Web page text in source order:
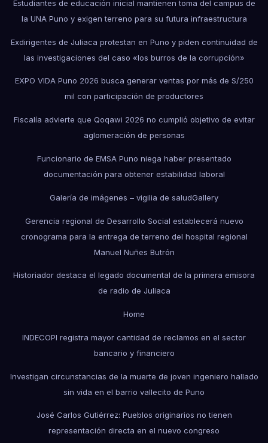
Estudiantes de educación inicial mantienen toma del campus de
la UNA Puno y exigen terreno para su futura infraestructura
Exdirigentes de Juliaca protestan en Puno y piden continuidad de
las investigaciones del caso «los burros de la corrupción»
EXPO VIDA Puno 2026 busca generar ventas por más de S/250
mil con participación de productores
Fiscalía advierte que Qoqawi 2026 no cumplió objetivo de evitar
aglomeración de personas
Funcionario de EMSA Puno niega haber presentado
documentación para obtener estabilidad laboral
Galería de imágenes – vigilia de saludGallery
Gerencia regional de Desarrollo Social establecerá nuevo
cronograma para la entrega de terreno del hospital regional
Manuel Nuñes Butrón
Historiador destaca el legado documental de la primera emisora
de radio de Juliaca
Home
INDECOPI registra mayor cantidad de reclamos en el sector
bancario y financiero
Investigan circunstancias de la muerte de joven ingeniero hallado
sin vida en el barrio vallecito de Puno
José Carlos Gutiérrez: Pueblos originarios no tienen
representación directa en el nuevo congreso